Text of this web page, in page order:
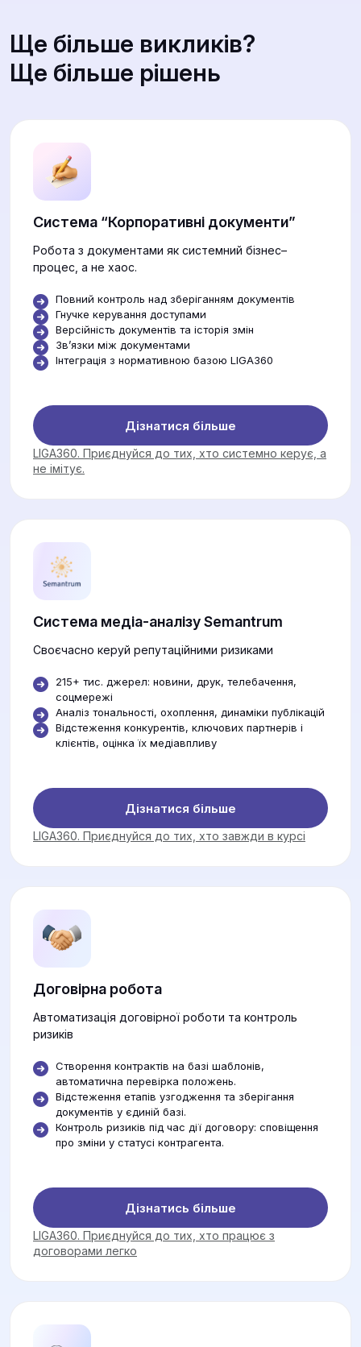
Ще більше викликів?
Ще більше рішень
Система “Корпоративні документи”
Робота з документами як системний бізнес–
процес, а не хаос.
Повний контроль над зберіганням документів
Гнучке керування доступами
Версійність документів та історія змін
Звʼязки між документами
Інтеграція з нормативною базою LIGA360
Дізнатися більше
LIGA360. Приєднуйся до тих, хто системно керує, а
не імітує.
Система медіа-аналізу Semantrum
Своєчасно керуй репутаційними ризиками
215+ тис. джерел: новини, друк, телебачення,
соцмережі
Аналіз тональності, охоплення, динаміки публікацій
Відстеження конкурентів, ключових партнерів і
клієнтів, оцінка їх медіавпливу
Дізнатися більше
LIGA360. Приєднуйся до тих, хто завжди в курсі
Договірна робота
Автоматизація договірної роботи та контроль
ризиків
Створення контрактів на базі шаблонів,
автоматична перевірка положень.
Відстеження етапів узгодження та зберігання
документів у єдиній базі.
Контроль ризиків під час дії договору: сповіщення
про зміни у статусі контрагента.
Дізнатись більше
LIGA360. Приєднуйся до тих, хто працює з
договорами легко